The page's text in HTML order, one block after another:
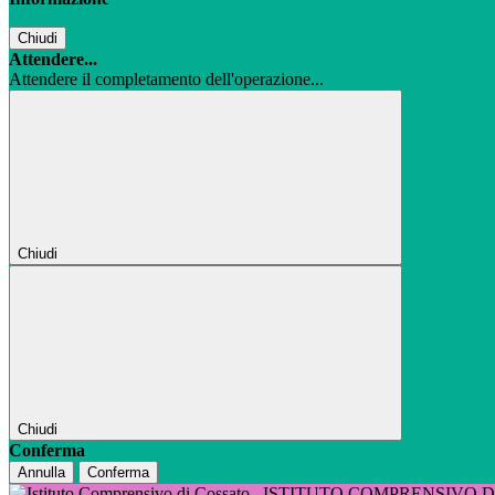
Chiudi
Attendere...
Attendere il completamento dell'operazione...
Chiudi
Chiudi
Conferma
Annulla Conferma